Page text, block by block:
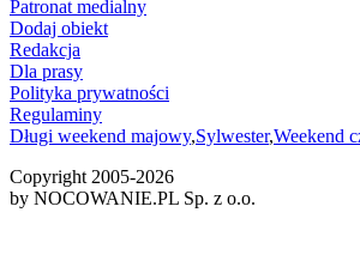
Patronat medialny
Dodaj obiekt
Redakcja
Dla prasy
Polityka prywatności
Regulaminy
Długi weekend majowy,Sylwester,Weekend
Copyright 2005-2026
by NOCOWANIE.PL Sp. z o.o.